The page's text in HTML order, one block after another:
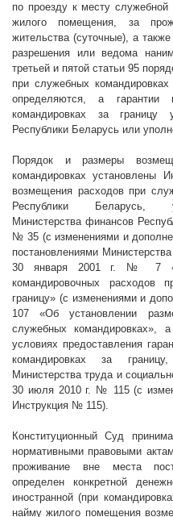
по проезду к месту
жилого помещения, за
жительства (суточные), а
разрешения или ведома
третьей и пятой статьи 95
при служебных
определяются, а
командировках за границу
Республики Беларусь или
Порядок и размеры
командировках установлены
возмещения расходов при
Республики Беларусь,
Министерства финансов
№ 35 (с изменениями и
постановлениями
30 января 2001 г. № 7 «Об
командировочных расходов
границу» (с изменениями и
107 «Об установлении
служебных командировках»,
условиях предоставления
командировках за
Министерства труда и
30 июля 2010 г. № 115 (с
Инструкция № 115).
Конституционный Суд
нормативными правовыми
проживание вне места
определен конкретной
иностранной (при
найму жилого помещения